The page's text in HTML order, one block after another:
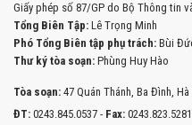
Giấy phép số 87/GP do Bộ Thông tin
Tổng Biên Tập: Lê Trọng Minh
Phó Tổng Biên tập phụ trách: Bùi
Thư ký tòa soạn: Phùng Huy Hào
Tòa soạn: 47 Quán Thánh, Ba Đình, Hà
ĐT: 0243.845.0537 - Fax: 0243.823.5281